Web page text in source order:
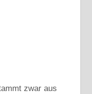
zwar aus